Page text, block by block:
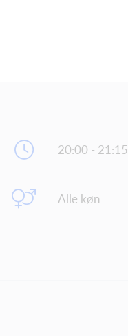
20:00 - 21:15
Alle køn